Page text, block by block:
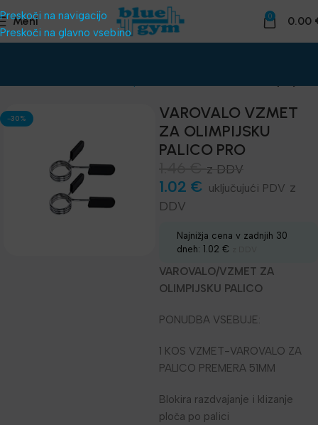
Preskoči na navigacijo
Preskoči na glavno vsebino
Meni 0 0.00
-30%
VAROVALO VZMET
ZA OLIMPIJSKU
PALICO PRO
z DDV
1.02 €
z
DDV
Najnižja cena v zadnjih 30
dneh: 1.02 €
VAROVALO/VZMET ZA
OLIMPIJSKU PALICO
PONUDBA VSEBUJE:
1 KOS VZMET-VAROVALO ZA
PALICO PREMERA 51MM
Blokira razdvajanje i klizanje
ploča po palici